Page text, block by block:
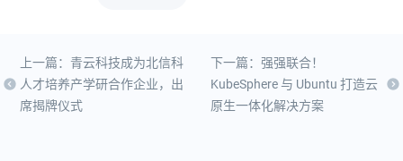
上一篇：青云科技成为北信科
人才培养产学研合作企业，出
席揭牌仪式
下一篇：强强联合！
KubeSphere 与 Ubuntu 打造云
原生一体化解决方案